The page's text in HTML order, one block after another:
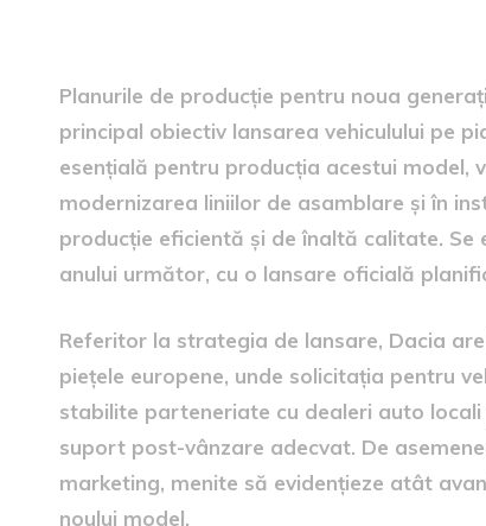
Planurile de producție pentru noua
principal obiectiv lansarea vehiculului pe
esențială pentru producția acestui model,
modernizarea liniilor de asamblare și în
producție eficientă și de înaltă calitate.
anului următor, cu o lansare oficială
Referitor la strategia de lansare, Dacia
piețele europene, unde solicitația pentru
stabilite parteneriate cu dealeri auto
suport post-vânzare adecvat. De
marketing, menite să evidențieze atât
noului model.